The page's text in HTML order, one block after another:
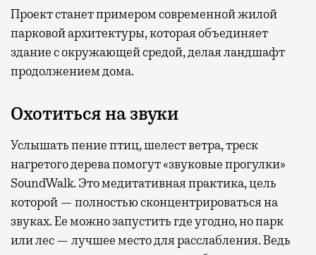
Проект станет примером современной жилой
парковой архитектуры, которая объединяет
здание с окружающей средой, делая ландшафт
продолжением дома.
Охотиться на звуки
Услышать пение птиц, шелест ветра, треск
нагретого дерева помогут «звуковые прогулки»
SoundWalk. Это медитативная практика, цель
которой — полностью сконцентрироваться на
звуках. Ее можно запустить где угодно, но парк
или лес — лучшее место для расслабления. Ведь